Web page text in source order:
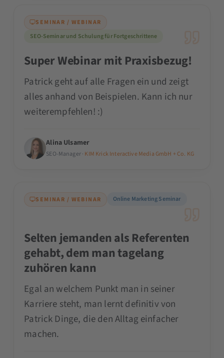
SEMINAR / WEBINAR
SEO-Seminar und Schulung für Fortgeschrittene
Super Webinar mit Praxisbezug!
Patrick geht auf alle Fragen ein und zeigt
alles anhand von Beispielen. Kann ich nur
weiterempfehlen! :)
Alina Ulsamer
SEO-Manager · KIM Krick Interactive Media GmbH + Co. KG
SEMINAR / WEBINAR Online Marketing Seminar
Selten jemanden als Referenten
gehabt, dem man tagelang
zuhören kann
Egal an welchem Punkt man in seiner
Karriere steht, man lernt definitiv von
Patrick Dinge, die den Alltag einfacher
machen.